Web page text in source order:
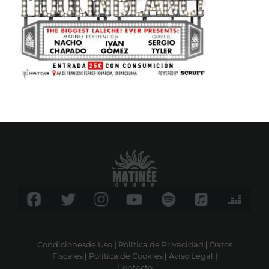
Condicionesde Uso| Política de Privacidad | Datos
Fiscales| Política de Cookies| Aviso Legal |